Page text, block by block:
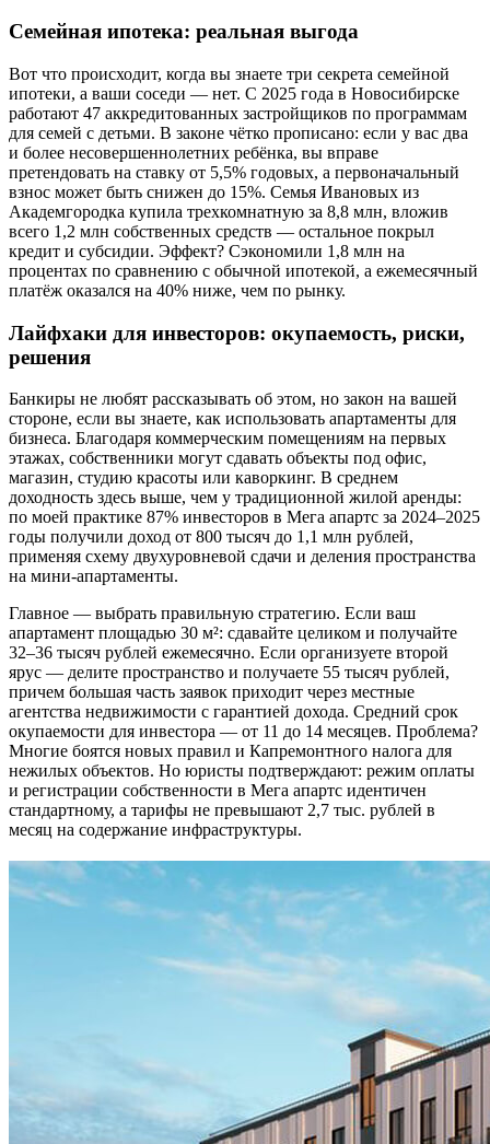
Семейная ипотека: реальная выгода
Вот что происходит, когда вы знаете три секрета семейной
ипотеки, а ваши соседи — нет. С 2025 года в Новосибирске
работают 47 аккредитованных застройщиков по программам
для семей с детьми. В законе чётко прописано: если у вас два
и более несовершеннолетних ребёнка, вы вправе
претендовать на ставку от 5,5% годовых, а первоначальный
взнос может быть снижен до 15%. Семья Ивановых из
Академгородка купила трехкомнатную за 8,8 млн, вложив
всего 1,2 млн собственных средств — остальное покрыл
кредит и субсидии. Эффект? Сэкономили 1,8 млн на
процентах по сравнению с обычной ипотекой, а ежемесячный
платёж оказался на 40% ниже, чем по рынку.
Лайфхаки для инвесторов: окупаемость, риски,
решения
Банкиры не любят рассказывать об этом, но закон на вашей
стороне, если вы знаете, как использовать апартаменты для
бизнеса. Благодаря коммерческим помещениям на первых
этажах, собственники могут сдавать объекты под офис,
магазин, студию красоты или каворкинг. В среднем
доходность здесь выше, чем у традиционной жилой аренды:
по моей практике 87% инвесторов в Мега апартс за 2024–2025
годы получили доход от 800 тысяч до 1,1 млн рублей,
применяя схему двухуровневой сдачи и деления пространства
на мини-апартаменты.
Главное — выбрать правильную стратегию. Если ваш
апартамент площадью 30 м²: сдавайте целиком и получайте
32–36 тысяч рублей ежемесячно. Если организуете второй
ярус — делите пространство и получаете 55 тысяч рублей,
причем большая часть заявок приходит через местные
агентства недвижимости с гарантией дохода. Средний срок
окупаемости для инвестора — от 11 до 14 месяцев. Проблема?
Многие боятся новых правил и Капремонтного налога для
нежилых объектов. Но юристы подтверждают: режим оплаты
и регистрации собственности в Мега апартс идентичен
стандартному, а тарифы не превышают 2,7 тыс. рублей в
месяц на содержание инфраструктуры.